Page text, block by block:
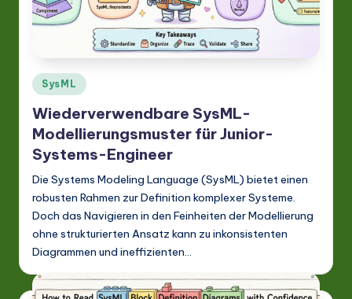
Posted
in
SysML
Wiederverwendbare SysML-
Modellierungsmuster für Junior-
Systems-Engineer
Die Systems Modeling Language (SysML) bietet einen
robusten Rahmen zur Definition komplexer Systeme.
Doch das Navigieren in den Feinheiten der Modellierung
ohne strukturierten Ansatz kann zu inkonsistenten
Diagrammen und ineffizienten…